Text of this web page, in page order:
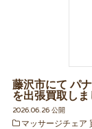
藤沢市にて パ
を出張買取しま
2026.06.26 公開
マッサージチェア